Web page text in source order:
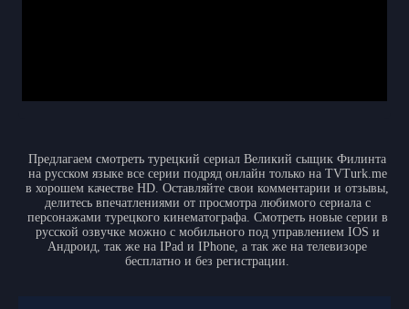
Предлагаем смотреть турецкий сериал Великий сыщик Филинта
на русском языке все серии подряд онлайн только на TVTurk.me
в хорошем качестве HD. Оставляйте свои комментарии и отзывы,
делитесь впечатлениями от просмотра любимого сериала с
персонажами турецкого кинематографа. Смотреть новые серии в
русской озвучке можно с мобильного под управлением IOS и
Андроид, так же на IPad и IPhone, а так же на телевизоре
бесплатно и без регистрации.